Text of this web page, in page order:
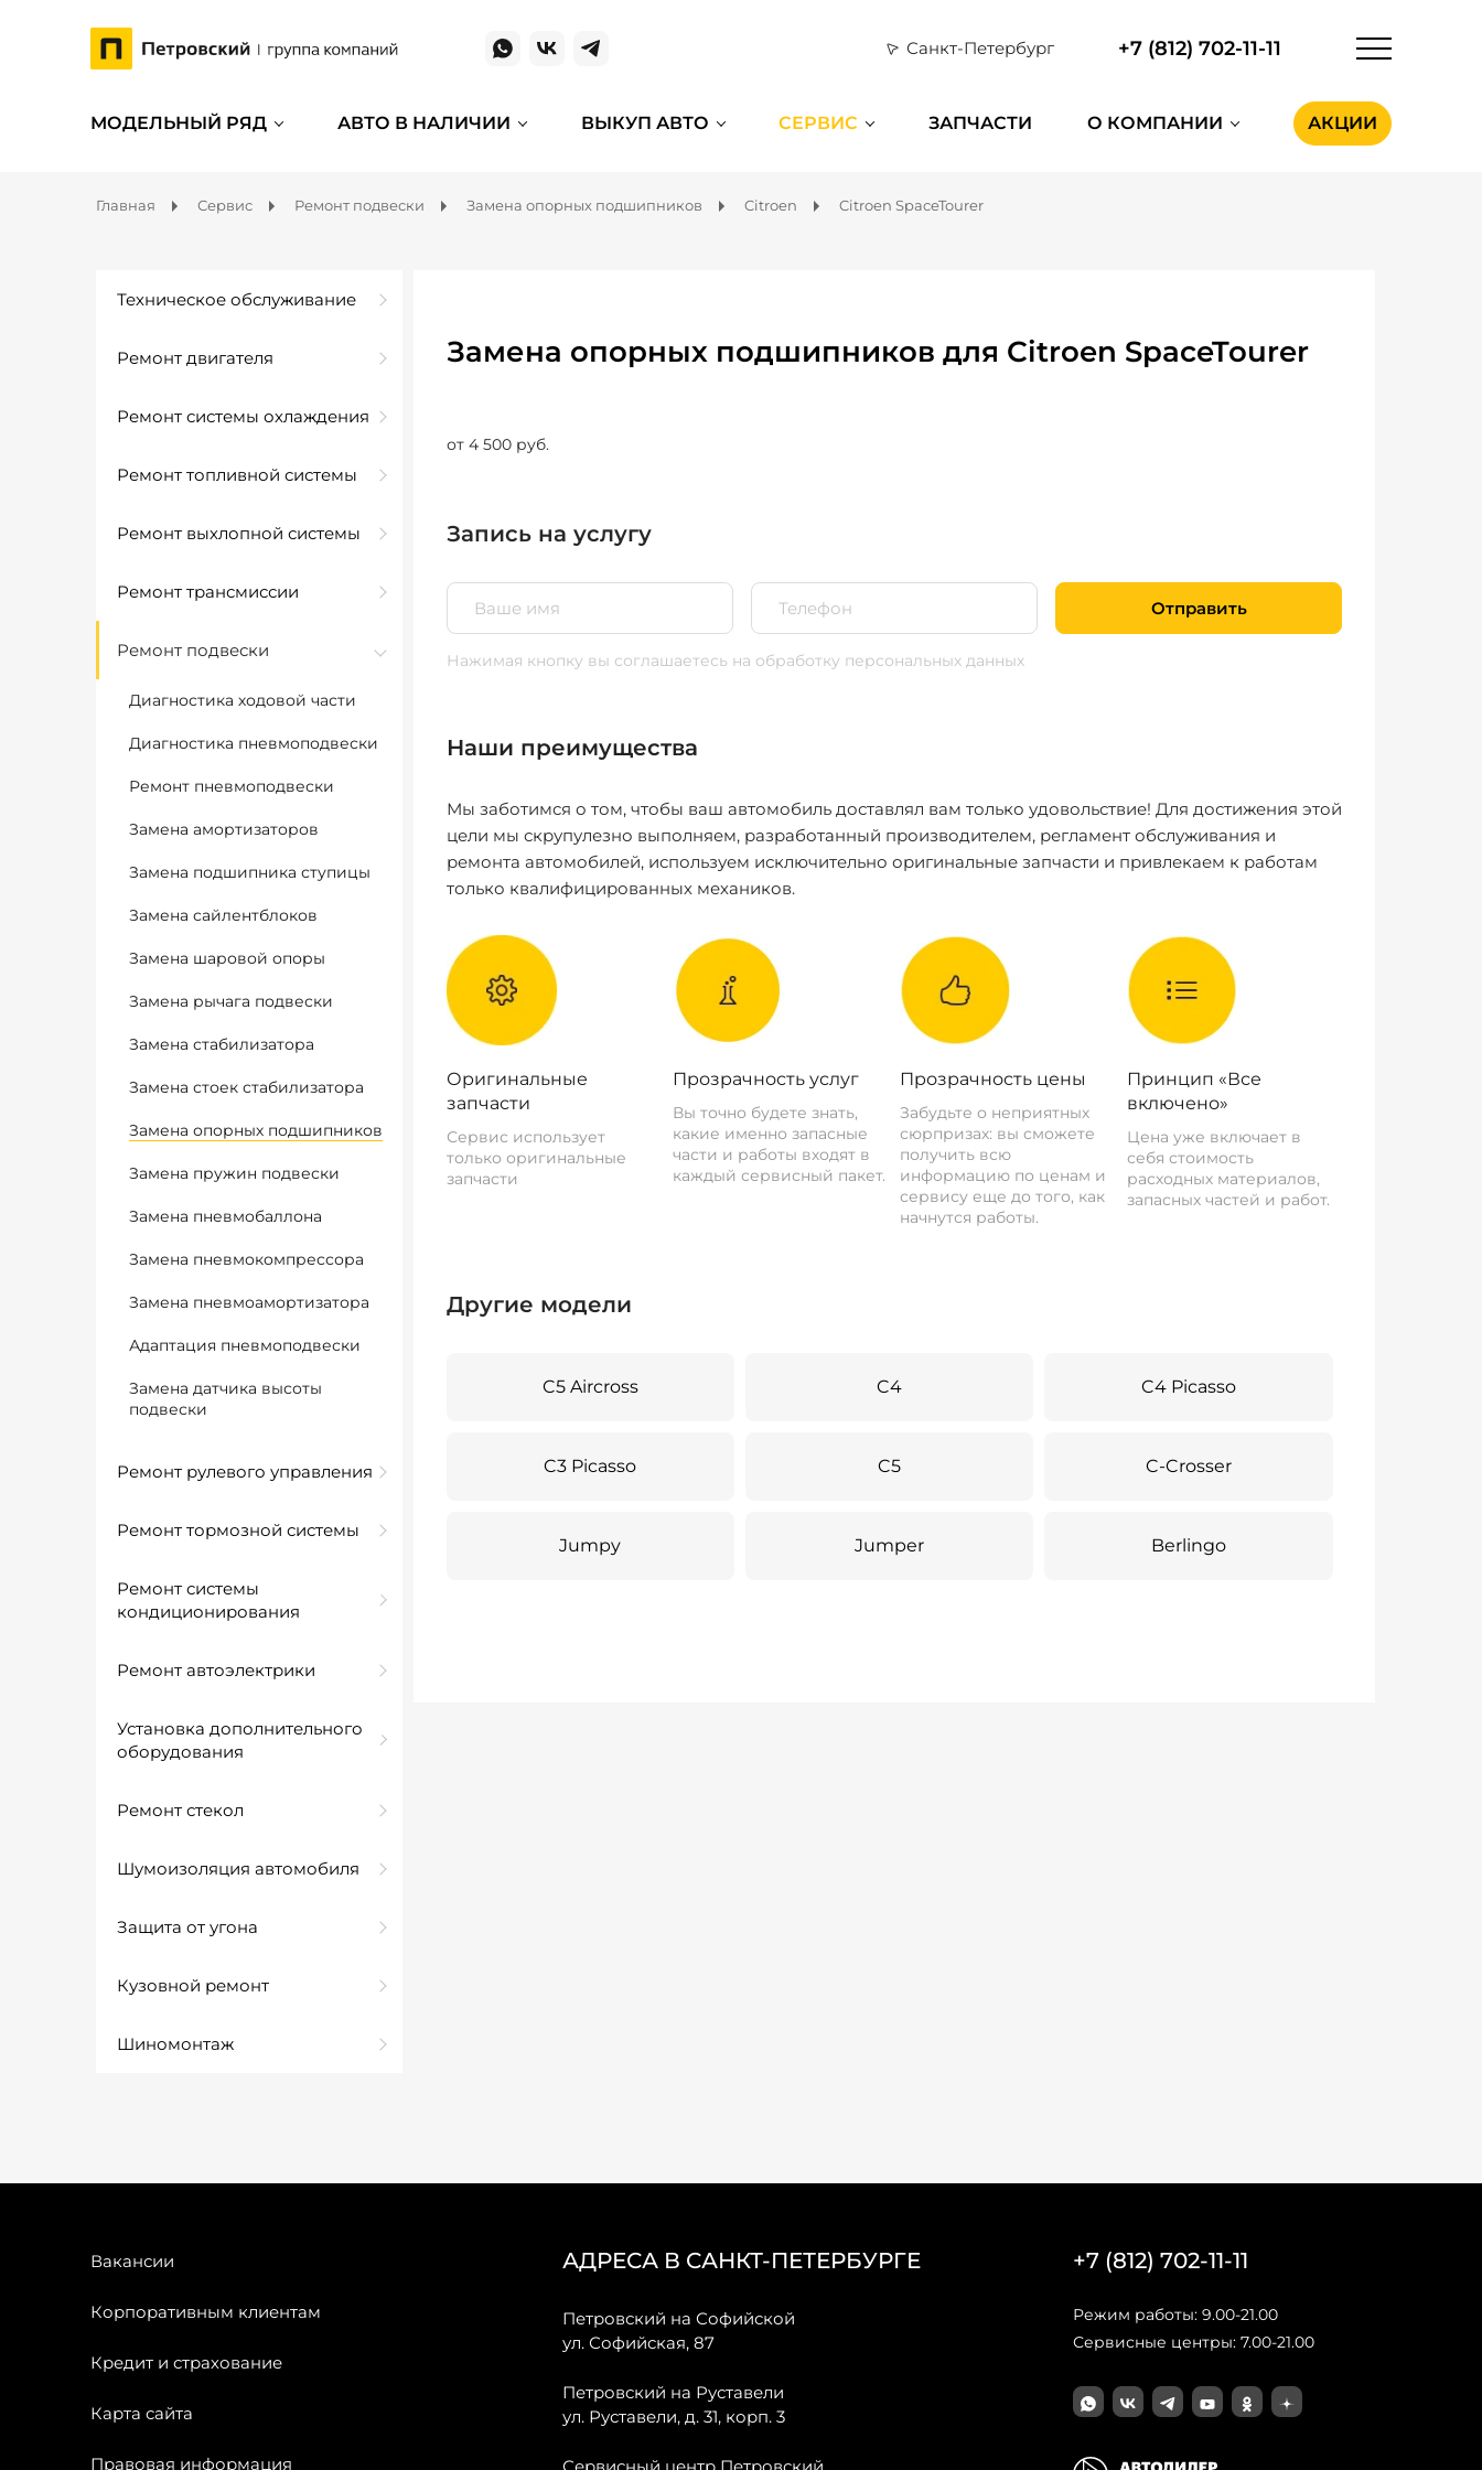
Санкт-Петербург +7 (812) 702-11-11
МОДЕЛЬНЫЙ РЯД АВТО В НАЛИЧИИ ВЫКУП АВТО СЕРВИС ЗАПЧАСТИ О КОМПАНИИ АКЦИИ
Главная Сервис Ремонт подвески Замена опорных подшипников Citroen Citroen SpaceTourer
Техническое обслуживание
Ремонт двигателя
Ремонт системы охлаждения
Ремонт топливной системы
Ремонт выхлопной системы
Ремонт трансмиссии
Ремонт подвески
Диагностика ходовой части
Диагностика пневмоподвески
Ремонт пневмоподвески
Замена амортизаторов
Замена подшипника ступицы
Замена сайлентблоков
Замена шаровой опоры
Замена рычага подвески
Замена стабилизатора
Замена стоек стабилизатора
Замена опорных подшипников
Замена пружин подвески
Замена пневмобаллона
Замена пневмокомпрессора
Замена пневмоамортизатора
Адаптация пневмоподвески
Замена датчика высоты
подвески
Ремонт рулевого управления
Ремонт тормозной системы
Ремонт системы
кондиционирования
Ремонт автоэлектрики
Установка дополнительного
оборудования
Ремонт стекол
Шумоизоляция автомобиля
Защита от угона
Кузовной ремонт
Шиномонтаж
Замена опорных подшипников для Citroen SpaceTourer
от 4 500 руб.
Запись на услугу
Отправить
Нажимая кнопку вы соглашаетесь на обработку персональных данных
Наши преимущества
Мы заботимся о том, чтобы ваш автомобиль доставлял вам только удовольствие! Для достижения этой
цели мы скрупулезно выполняем, разработанный производителем, регламент обслуживания и
ремонта автомобилей, используем исключительно оригинальные запчасти и привлекаем к работам
только квалифицированных механиков.
Оригинальные
запчасти
Сервис использует
только оригинальные
запчасти
Прозрачность услуг
Вы точно будете знать,
какие именно запасные
части и работы входят в
каждый сервисный пакет.
Прозрачность цены
Забудьте о неприятных
сюрпризах: вы сможете
получить всю
информацию по ценам и
сервису еще до того, как
начнутся работы.
Принцип «Все
включено»
Цена уже включает в
себя стоимость
расходных материалов,
запасных частей и работ.
Другие модели
C5 Aircross C4 C4 Picasso
C3 Picasso C5 C-Crosser
Jumpy Jumper Berlingo
Вакансии
Корпоративным клиентам
Кредит и страхование
Карта сайта
Правовая информация
АДРЕСА В САНКТ-ПЕТЕРБУРГЕ
Петровский на Софийской
ул. Софийская, 87
Петровский на Руставели
ул. Руставели, д. 31, корп. 3
+7 (812) 702-11-11
Режим работы: 9.00-21.00
Сервисные центры: 7.00-21.00